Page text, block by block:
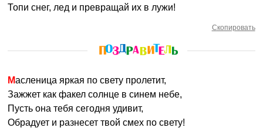
Топи снег, лед и превращай их в лужи!
Скопировать
Масленица яркая по свету пролетит,
Зажжет как факел солнце в синем небе,
Пусть она тебя сегодня удивит,
Обрадует и разнесет твой смех по свету!